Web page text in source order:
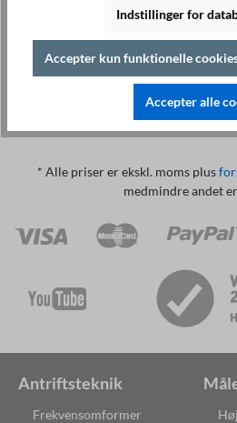
Beskrivelse af
HøjdepunkterEnheder:
* Alle priser er ekskl. moms plus
medmindre andet
Antriftsteknik
Frekvensomformer
Indstillinger for
Accepter kun funktionelle
Accepter alle